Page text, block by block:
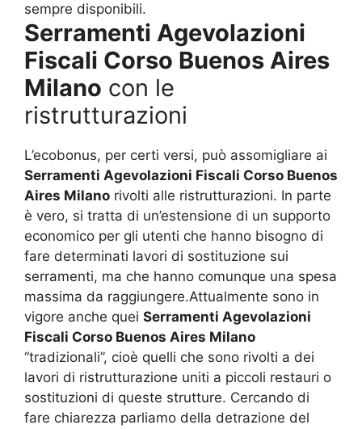
sempre disponibili.
Serramenti Agevolazioni
Fiscali Corso Buenos Aires
Milano con le
ristrutturazioni
L’ecobonus, per certi versi, può assomigliare ai
Serramenti Agevolazioni Fiscali Corso Buenos
Aires Milano rivolti alle ristrutturazioni. In parte
è vero, si tratta di un’estensione di un supporto
economico per gli utenti che hanno bisogno di
fare determinati lavori di sostituzione sui
serramenti, ma che hanno comunque una spesa
massima da raggiungere.Attualmente sono in
vigore anche quei Serramenti Agevolazioni
Fiscali Corso Buenos Aires Milano
“tradizionali”, cioè quelli che sono rivolti a dei
lavori di ristrutturazione uniti a piccoli restauri o
sostituzioni di queste strutture. Cercando di
fare chiarezza parliamo della detrazione del